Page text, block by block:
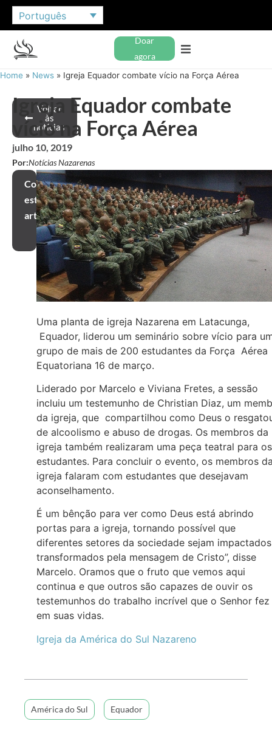
Português
Doar
agora
Home » News » Igreja Equador combate vício na Força Aérea
Voltar
às
notícias
Igreja Equador combate
vício na Força Aérea
julho 10, 2019
Por:Notícias Nazarenas
Compartilhar
este
artigo
Uma planta de igreja Nazarena em Latacunga,
Equador, liderou um seminário sobre vício para
grupo de mais de 200 estudantes da Força Aérea
Equatoriana 16 de março.
Liderado por Marcelo e Viviana Fretes, a sessão
incluiu um testemunho de Christian Diaz, um
da igreja, que compartilhou como Deus o
de alcoolismo e abuso de drogas. Os membros da
igreja também realizaram uma peça teatral para os
estudantes. Para concluir o evento, os membros
igreja falaram com estudantes que desejavam
aconselhamento.
É um bênção para ver como Deus está abrindo
portas para a igreja, tornando possível que
diferentes setores da sociedade sejam
transformados pela mensagem de Cristo”, disse
Marcelo. Oramos que o fruto que vemos aqui
continua e que outros são capazes de ouvir os
testemunhos do trabalho incrível que o Senhor fez
em suas vidas.
Igreja da América do Sul Nazareno
América do Sul Equador